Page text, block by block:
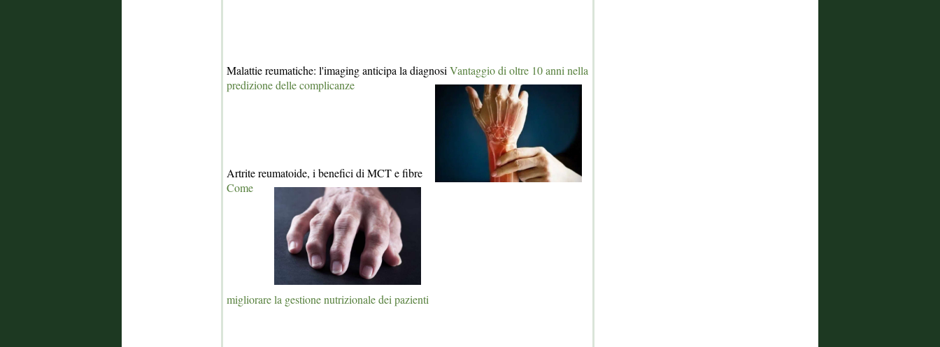
Malattie reumatiche: l'imaging anticipa la diagnosi Vantaggio di oltre 10 anni nella
predizione delle complicanze
Artrite reumatoide, i benefici di MCT e fibre
Come
migliorare la gestione nutrizionale dei pazienti